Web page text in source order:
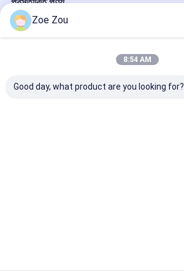
প্রস্তাবিত পণ্য
Zoe Zou
8:54 AM
Good day, what product are you looking for?